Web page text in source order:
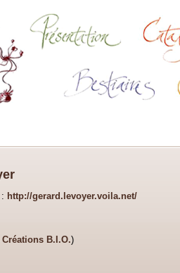
http://gerard.levoyer.voila.net/
Créations B.I.O.)